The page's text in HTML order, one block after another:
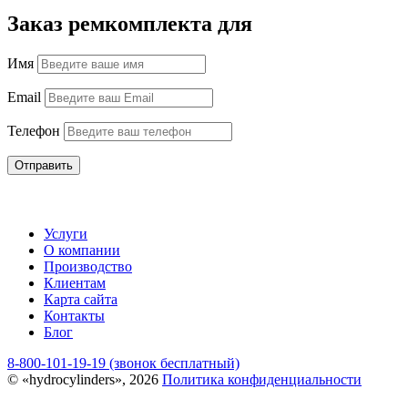
Заказ ремкомплекта для
Имя
Email
Телефон
Отправить
Услуги
О компании
Производство
Клиентам
Карта сайта
Контакты
Блог
8-800-101-19-19 (звонок бесплатный)
© «hydrocylinders», 2026 Политика конфиденциальности